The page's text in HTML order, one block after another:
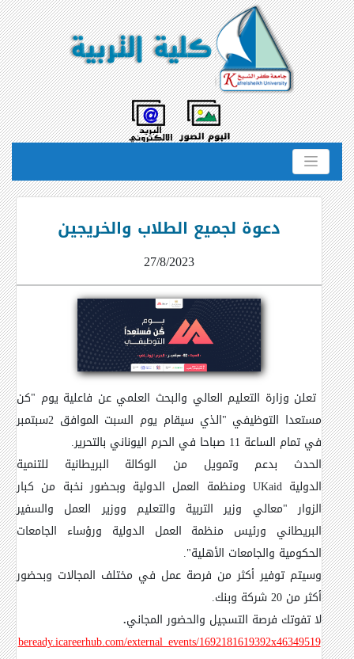
دعوة لجميع الطلاب والخريجين
27/8/2023
تعلن وزارة التعليم العالي والبحث العلمي عن فاعلية يوم "كن
مستعدا التوظيفي "
الذي سيقام يوم السبت الموافق 2سبتمبر
في تمام الساعة 11 صباحا في الحرم اليوناني بالتحرير.
الحدث بدعم وتمويل من الوكالة البريطانية للتنمية
الدوليةUKaid ومنظمة العمل الدولية وبحضور نخبة من كبار
الزوار "معالي وزير التربية والتعليم ووزير العمل والسفير
البريطاني ورئيس منظمة العمل الدولية ورؤساء الجامعات
الحكومية والجامعات الأهلية".
وسيتم توفير أكثر من فرصة عمل في مختلف المجالات وبحضور
أكثر من 20 شركة وبنك.
لا تفوتك فرصة التسجيل والحضور المجاني.
beready.icareerhub.com/external_events/1692181619392x46349519